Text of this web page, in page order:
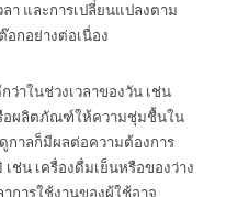
า และการเปลี่ยนแปลงตาม
อกอย่างต่อเนื่อง
ว่าในช่วงเวลาของวัน เช่น
อผลิตภัณฑ์ให้ความชุ่มชื้นใน
กาลก็มีผลต่อความต้องการ
ช่น เครื่องดื่มเย็นหรือของว่าง
การใช้งานของผู้ใช้อาจ